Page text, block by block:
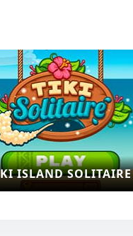
ISLAND SOLITAIRE